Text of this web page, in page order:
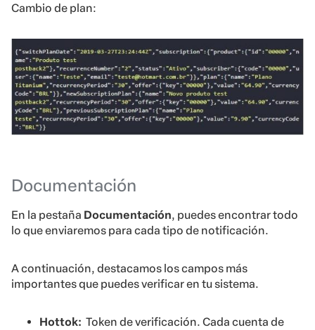
Cambio de plan:
Documentación
En la pestaña Documentación, puedes encontrar todo
lo que enviaremos para cada tipo de notificación.
A continuación, destacamos los campos más
importantes que puedes verificar en tu sistema.
Hottok: Token de verificación. Cada cuenta de